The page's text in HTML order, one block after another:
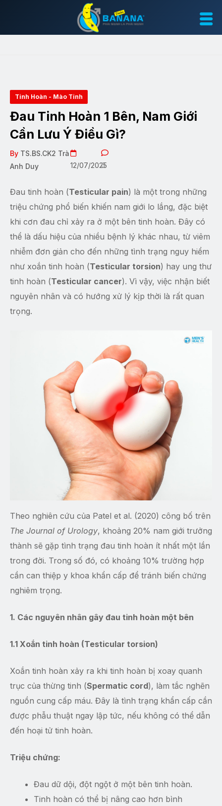
Tinh Hoàn - Mào Tinh
Đau Tinh Hoàn 1 Bên, Nam Giới
Cần Lưu Ý Điều Gì?
By TS.BS.CK2 Trà
Anh Duy
12/07/2025
0
Đau tinh hoàn (Testicular pain) là một trong những
triệu chứng phổ biến khiến nam giới lo lắng, đặc biệt
khi cơn đau chỉ xảy ra ở một bên tinh hoàn. Đây có
thể là dấu hiệu của nhiều bệnh lý khác nhau, từ viêm
nhiễm đơn giản cho đến những tình trạng nguy hiểm
như xoắn tinh hoàn (Testicular torsion) hay ung thư
tinh hoàn (Testicular cancer). Vì vậy, việc nhận biết
nguyên nhân và có hướng xử lý kịp thời là rất quan
trọng.
Theo nghiên cứu của Patel et al. (2020) công bố trên
The Journal of Urology, khoảng 20% nam giới trưởng
thành sẽ gặp tình trạng đau tinh hoàn ít nhất một lần
trong đời. Trong số đó, có khoảng 10% trường hợp
cần can thiệp y khoa khẩn cấp để tránh biến chứng
nghiêm trọng.
1. Các nguyên nhân gây đau tinh hoàn một bên
1.1 Xoắn tinh hoàn (Testicular torsion)
Xoắn tinh hoàn xảy ra khi tinh hoàn bị xoay quanh
trục của thừng tinh (Spermatic cord), làm tắc nghẽn
nguồn cung cấp máu. Đây là tình trạng khẩn cấp cần
được phẫu thuật ngay lập tức, nếu không có thể dẫn
đến hoại tử tinh hoàn.
Triệu chứng:
Đau dữ dội, đột ngột ở một bên tinh hoàn.
Tinh hoàn có thể bị nâng cao hơn bình